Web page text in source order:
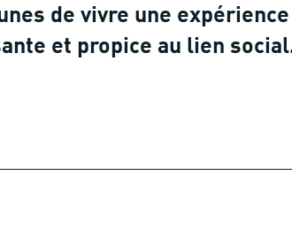
de vivre une
et propice au lien